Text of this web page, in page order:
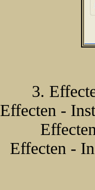
3.
Effecten -
Effecten -